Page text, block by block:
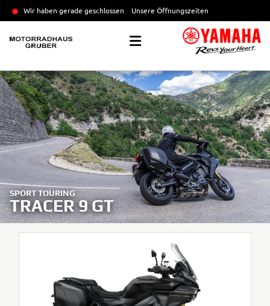
Wir haben gerade geschlossen Unsere Öffnungszeiten
SPORT TOURING
TRACER 9 GT